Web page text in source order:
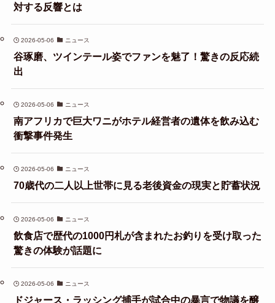
対する反響とは
2026-05-06 ニュース
谷琢磨、ツインテール姿でファンを魅了！驚きの反応続
出
2026-05-06 ニュース
南アフリカで巨大ワニがホテル経営者の遺体を飲み込む
衝撃事件発生
2026-05-06 ニュース
70歳代の二人以上世帯に見る老後資金の現実と貯蓄状況
2026-05-06 ニュース
飲食店で歴代の1000円札が含まれたお釣りを受け取った
驚きの体験が話題に
2026-05-06 ニュース
ドジャース・ラッシング捕手が試合中の暴言で物議を醸